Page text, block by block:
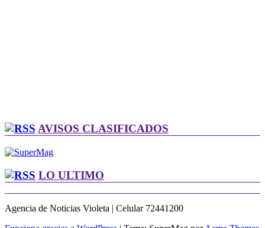
AVISOS CLASIFICADOS
LO ULTIMO
Agencia de Noticias Violeta | Celular 72441200